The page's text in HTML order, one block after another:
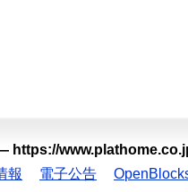
https://
報 電子公告